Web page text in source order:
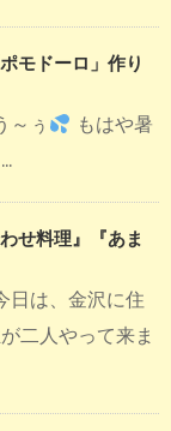
モドーロ」作り
～ぅ
もはや暑
せ料理』『あま
日は、金沢に住
二人やって来ま